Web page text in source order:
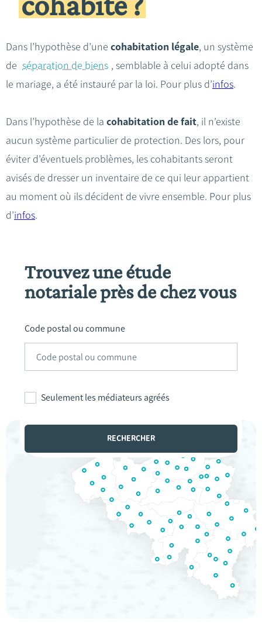
Dans l’hypothèse d’une cohabitation légale, un système
de séparation de biens , semblable à celui adopté dans
le mariage, a été instauré par la loi. Pour plus d’infos.
Dans l’hypothèse de la cohabitation de fait, il n’existe
aucun système particulier de protection. Des lors, pour
éviter d’éventuels problèmes, les cohabitants seront
avisés de dresser un inventaire de ce qui leur appartient
au moment où ils décident de vivre ensemble. Pour plus
d’infos.
Trouvez une étude
notariale près de chez vous
Code postal ou commune
Seulement les médiateurs agréés